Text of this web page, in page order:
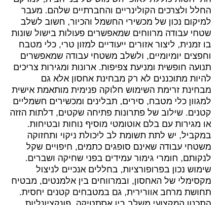
החלל ולצרכים הקולינריים והחברתיים שלהם. מעבר
למיקום נכון של מכשירי החשמל והכיור, חשוב לשלב
שטחי עבודה מרווחים שמאפשרים פעולות בישול שונות
בו זמנית, ליצור אזורים ייעודיים למזון טרי, כלי מטבח
וחפצים יומיומיים, ולשלב משטחי עבודה שמאפשרים
תנועה חופשית ומניעת צפיפות. ארונות ומגירות צריכים
להיות מתוכננים לא רק מבחינת אחסון אלא גם
מבחינת זרימת השימוש חלוקה פנימית מותאמת אישית
למגוון כלי מטבח, סירים, תבלינים ומכשירים חשמליים
קטנים. שילוב של פתרונות פתיחה שקטים, דלתות הזזה
או מגירות עם בלם אוטומטי מוסיף נוחות ובטיחות.
במקביל, יש לתת תשומת לב ליכולת ניקוי ותחזוקה
משטחי עבודה שאינם סופגים כתמים, חיפויים שקל
לנקותם, חומרי גימור עמידים בפני שחיקה ושברים.
שימוש נכון בפרופורציות, בחללים אנכיים לניצול
מקסימלי של האחסון, ובמרווחים בין אלמנטים, מבטיח
תחושת מרחב אוורירית, גם במטבחים קטנים יחסית.